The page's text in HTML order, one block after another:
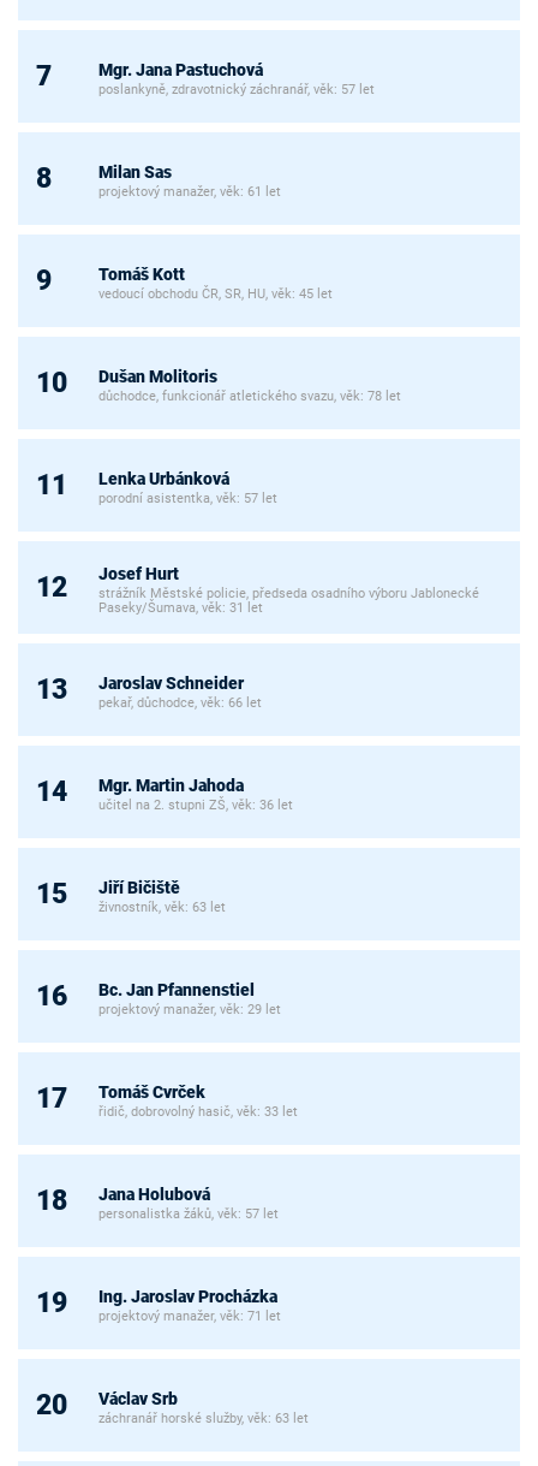
7 Mgr. Jana Pastuchová
poslankyně, zdravotnický záchranář, věk: 57 let
8 Milan Sas
projektový manažer, věk: 61 let
9 Tomáš Kott
vedoucí obchodu ČR, SR, HU, věk: 45 let
10 Dušan Molitoris
důchodce, funkcionář atletického svazu, věk: 78 let
11 Lenka Urbánková
porodní asistentka, věk: 57 let
12 Josef Hurt
strážník Městské policie, předseda osadního výboru Jablonecké
Paseky/Šumava, věk: 31 let
13 Jaroslav Schneider
pekař, důchodce, věk: 66 let
14 Mgr. Martin Jahoda
učitel na 2. stupni ZŠ, věk: 36 let
15 Jiří Bičiště
živnostník, věk: 63 let
16 Bc. Jan Pfannenstiel
projektový manažer, věk: 29 let
17 Tomáš Cvrček
řidič, dobrovolný hasič, věk: 33 let
18 Jana Holubová
personalistka žáků, věk: 57 let
19 Ing. Jaroslav Procházka
projektový manažer, věk: 71 let
20 Václav Srb
záchranář horské služby, věk: 63 let